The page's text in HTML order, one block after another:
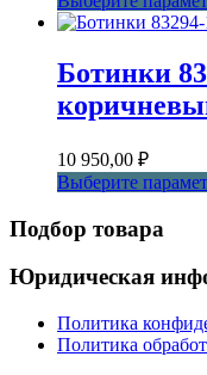
9
230,00
Ботинки
10 950,00 ₽
Выберите
Подбор товара
Юридическая
Политика
Политика